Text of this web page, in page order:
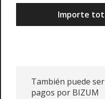
Importe
También puede ser
pagos por BIZUM